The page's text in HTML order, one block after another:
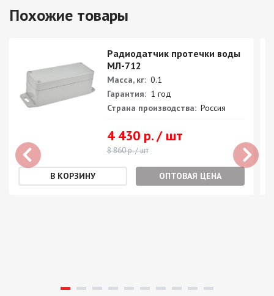
Похожие товары
Радиодатчик протечки воды
МЛ-712
Масса, кг: 0.1
Гарантия: 1 год
Страна производства: Россия
4 430 р. / шт
8 860 р. / шт
ОПТОВАЯ ЦЕНА